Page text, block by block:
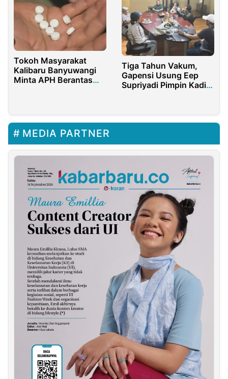
Tokoh Masyarakat
Kalibaru Banyuwangi
Minta APH Berantas
Tiga Tahun Vakum,
Gapensi Usung Eep
Supriyadi Pimpin Kadin
MEDIA PARTNER